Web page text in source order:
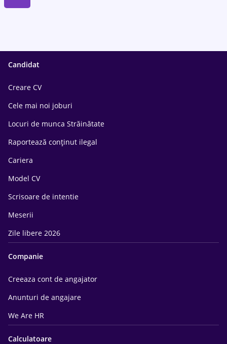
Candidat
Creare CV
Cele mai noi joburi
Locuri de munca Străinătate
Raportează conținut ilegal
Cariera
Model CV
Scrisoare de intentie
Meserii
Zile libere 2026
Companie
Creeaza cont de angajator
Anunturi de angajare
We Are HR
Calculatoare